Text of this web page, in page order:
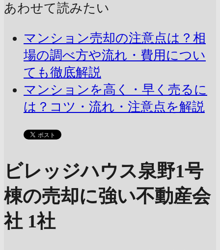
あわせて読みたい
マンション売却の注意点は？相
場の調べ方や流れ・費用につい
ても徹底解説
マンションを高く・早く売るに
は？コツ・流れ・注意点を解説
ビレッジハウス泉野1号
棟の売却に強い不動産会
社 1社